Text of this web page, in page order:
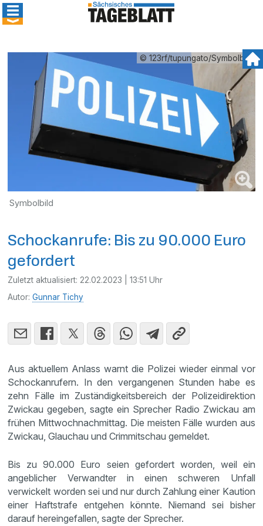
© 123rf/tupungato/Symbolbild
Symbolbild
Schockanrufe: Bis zu 90.000 Euro
gefordert
Zuletzt aktualisiert: 22.02.2023 | 13:51 Uhr
Autor:Gunnar Tichy
Aus aktuellem Anlass warnt die Polizei wieder einmal vor
Schockanrufern. In den vergangenen Stunden habe es
zehn Fälle im Zuständigkeitsbereich der Polizeidirektion
Zwickau gegeben, sagte ein Sprecher Radio Zwickau am
frühen Mittwochnachmittag. Die meisten Fälle wurden aus
Zwickau, Glauchau und Crimmitschau gemeldet.
Bis zu 90.000 Euro seien gefordert worden, weil ein
angeblicher Verwandter in einen schweren Unfall
verwickelt worden sei und nur durch Zahlung einer Kaution
einer Haftstrafe entgehen könnte. Niemand sei bisher
darauf hereingefallen, sagte der Sprecher.